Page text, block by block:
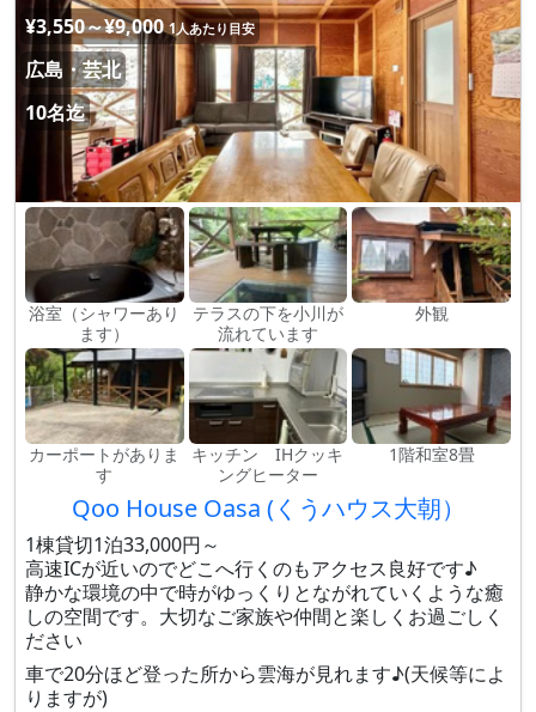
¥3,550～¥9,000 1人あたり目安
広島・芸北
10名迄
浴室（シャワーあり
ます）
テラスの下を小川が
流れています
外観
カーポートがありま
す
キッチン IHクッキ
ングヒーター
1階和室8畳
Qoo House Oasa (くうハウス大朝）
1棟貸切1泊33,000円～
高速ICが近いのでどこへ行くのもアクセス良好です♪
静かな環境の中で時がゆっくりとながれていくような癒
しの空間です。大切なご家族や仲間と楽しくお過ごしく
ださい
車で20分ほど登った所から雲海が見れます♪(天候等によ
りますが)